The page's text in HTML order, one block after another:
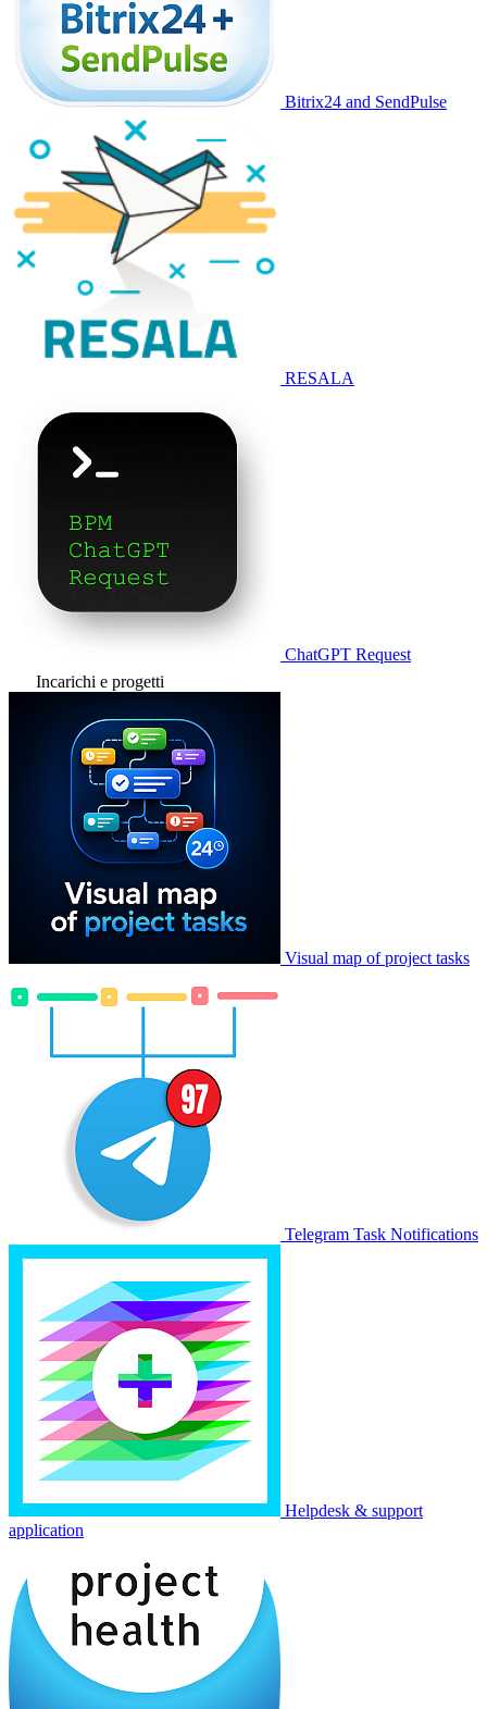
Bitrix24 and SendPulse
RESALA
ChatGPT Request
Incarichi e progetti
Visual map of project tasks
Telegram Task Notifications
Helpdesk & support
application